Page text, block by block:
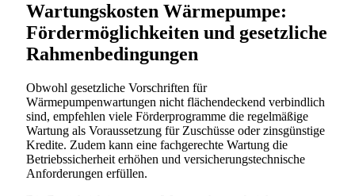
Wartungskosten Wärmepumpe:
Fördermöglichkeiten und gesetzliche
Rahmenbedingungen
Obwohl gesetzliche Vorschriften für
Wärmepumpenwartungen nicht flächendeckend verbindlich
sind, empfehlen viele Förderprogramme die regelmäßige
Wartung als Voraussetzung für Zuschüsse oder zinsgünstige
Kredite. Zudem kann eine fachgerechte Wartung die
Betriebssicherheit erhöhen und versicherungstechnische
Anforderungen erfüllen.